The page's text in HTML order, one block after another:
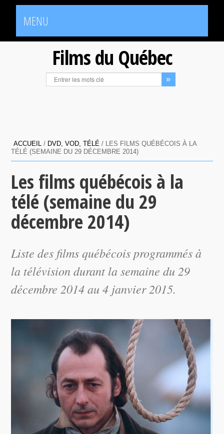
MENU
Films du Québec
ACCUEIL / DVD, VOD, TÉLÉ / LES FILMS QUÉBÉCOIS À LA
TÉLÉ (SEMAINE DU 29 DÉCEMBRE 2014)
Les films québécois à la
télé (semaine du 29
décembre 2014)
Liste des films québécois programmés à
la télévision durant la semaine du 29
décembre 2014 au 4 janvier 2015.